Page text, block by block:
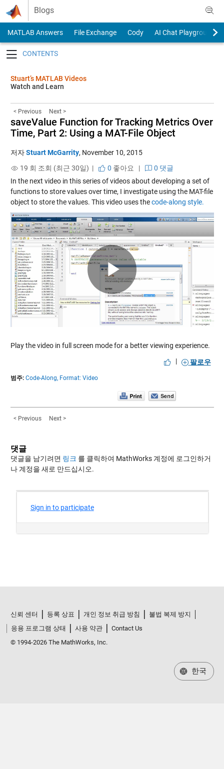
Skip to content
Blogs
MATLAB Answers File Exchange Cody
AI Chat Playground
Stuart’s MATLAB Videos
Watch and Learn
< Previous Next >
saveValue Function for Tracking Metrics Over
Time, Part 2: Using a MAT-File Object
저자Stuart McGarrity, November 10, 2015
19 회 조회 (최근 30일) |
0 좋아요 |
0 댓글
In the next video in this series of videos about developing a set of
functions to store values over time, I investigate using the MAT-file
object to store the values. This video uses thecode-along style.
Play
Video
Play the video in full screen mode for a better viewing experience.
|
팔로우
범주: Code-Along, Format: Video
< Previous Next >
댓글
댓글을 남기려면 링크 를 클릭하여 MathWorks 계정에 로그인하거
나 계정을 새로 만드십시오.
신뢰 센터 등록 상표 개인 정보 취급 방침
불법 복제 방지
응용 프로그램 상태
사용 약관
Contact Us
© 1994-2026 The MathWorks, Inc.
한국